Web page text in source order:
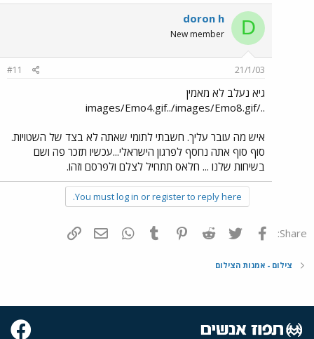
D
doron h
New member
21/1/03
#11
גיא נעלב לא מאמין
../images/Emo4.gif../images/Emo8.gif
איש מה עובר עליך. חשבתי לתומי שאתה לא בצד של השטויות.
סוף סוף אתה נחסף לפרגון הישראלי...עכשיו תזכר פה ושם
בשיחות שלנו ... חלאס תתחיל לצלם ולפרסם וזהו.
You must log in or register to reply here.
Share: פייסבוק Twitter
Reddit
Pinterest
Tumblr
WhatsAppדואר אלקטרוני
צילום - אמנות הצילום